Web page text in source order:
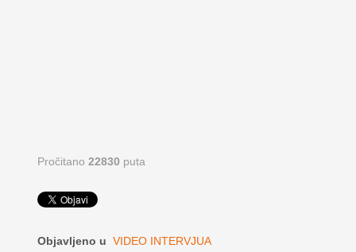
Pročitano 22830 puta
Objavljeno u VIDEO INTERVJUA